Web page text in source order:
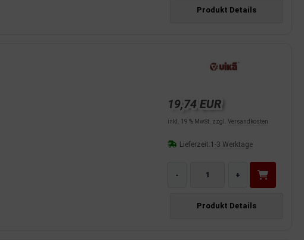
Produkt Details
19,74 EUR
inkl. 19 % MwSt. zzgl. Versandkosten
Lieferzeit:1-3 Werktage
- +
Produkt Details